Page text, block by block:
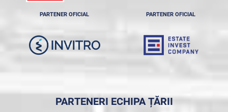
PARTENER OFICIAL PARTENER OFICIAL
PARTENERI ECHIPA ȚĂRII